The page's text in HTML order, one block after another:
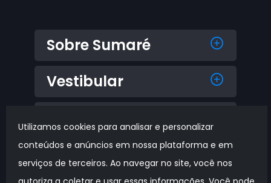
Utilizamos cookies para analisar e personalizar
conteúdos e anúncios em nossa plataforma e em
serviços de terceiros. Ao navegar no site, você nos
Sobre Sumaré
Vestibular
voltar ao topo ↑